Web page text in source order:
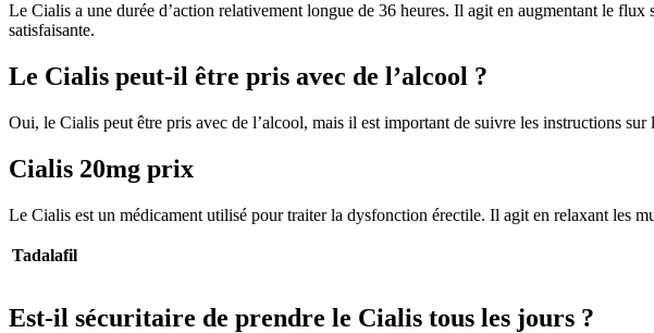
Le Cialis a une durée d’action relativement longue de 36 heures. Il agit en augmentant le
satisfaisante.
Le Cialis peut-il être pris avec de l’alcool ?
Oui, le Cialis peut être pris avec de l’alcool, mais il est important de suivre les instructions sur
Cialis 20mg prix
Le Cialis est un médicament utilisé pour traiter la dysfonction érectile. Il agit en relaxant les
Tadalafil
Est-il sécuritaire de prendre le Cialis tous les jours ?